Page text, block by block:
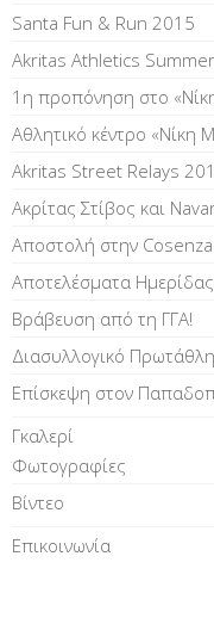
Santa Fun & Run 2015
Akritas Athletics
1η προπόνηση στο
Αθλητικό κέντρο «Νίκη
Akritas Street Relays
Ακρίτας Στίβος και
Αποστολή στην
Αποτελέσματα
Βράβευση από τη ΓΓΑ!
Διασυλλογικό
Επίσκεψη στον
Γκαλερί
Φωτογραφίες
Βίντεο
Επικοινωνία